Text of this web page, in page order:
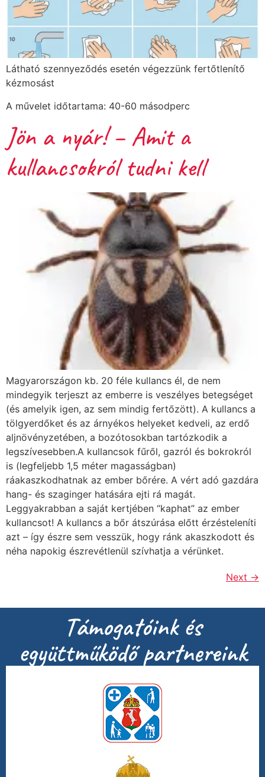
Látható szennyeződés esetén végezzünk fertőtlenítő
kézmosást
A művelet időtartama: 40-60 másodperc
Jön a nyár! – Amit a
kullancsokról tudni kell
Magyarországon kb. 20 féle kullancs él, de nem
mindegyik terjeszt az emberre is veszélyes betegséget
(és amelyik igen, az sem mindig fertőzött). A kullancs a
tölgyerdőket és az árnyékos helyeket kedveli, az erdő
aljnövényzetében, a bozótosokban tartózkodik a
legszívesebben.A kullancsok fűről, gazról és bokrokról
is (legfeljebb 1,5 méter magasságban)
ráakaszkodhatnak az ember bőrére. A vért adó gazdára
hang- és szaginger hatására ejti rá magát.
Leggyakrabban a saját kertjében “kaphat” az ember
kullancsot! A kullancs a bőr átszúrása előtt érzésteleníti
azt – így észre sem vesszük, hogy ránk akaszkodott és
néha napokig észrevétlenül szívhatja a vérünket.
Next →
Támogatóink és
együttműködő partnereink